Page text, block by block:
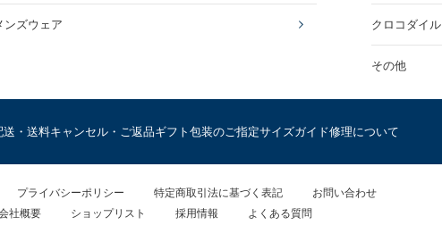
ンズウェア クロコダイル
その他
送・送料キャンセル・ご返品ギフト包装のご指定サイズガイド修理について
プライバシーポリシー 特定商取引法に基づく表記
お問い合わせ
社概要
ショップリスト 採用情報 よくある質問